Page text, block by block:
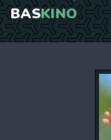
BASKINO